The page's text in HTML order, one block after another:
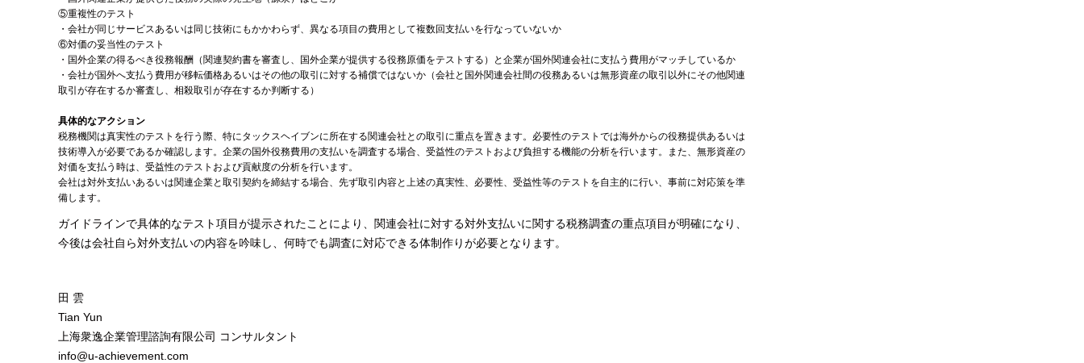
⑤重複性のテスト
・会社が同じサービスあるいは同じ技術にもかかわらず、異なる項目の費用として複数回支払いを行なっていないか
⑥対価の妥当性のテスト
・国外企業の得るべき役務報酬（関連契約書を審査し、国外企業が提供する役務原価をテストする）と企業が国外関連会社に支払う費用がマッチしているか
・会社が国外へ支払う費用が移転価格あるいはその他の取引に対する補償ではないか（会社と国外関連会社間の役務あるいは無形資産の取引以外にその他関連
取引が存在するか審査し、相殺取引が存在するか判断する）
具体的なアクション
税務機関は真実性のテストを行う際、特にタックスヘイブンに所在する関連会社との取引に重点を置きます。必要性のテストでは海外からの役務提供あるいは
技術導入が必要であるか確認します。企業の国外役務費用の支払いを調査する場合、受益性のテストおよび負担する機能の分析を行います。また、無形資産の
対価を支払う時は、受益性のテストおよび貢献度の分析を行います。
会社は対外支払いあるいは関連企業と取引契約を締結する場合、先ず取引内容と上述の真実性、必要性、受益性等のテストを自主的に行い、事前に対応策を準
備します。
ガイドラインで具体的なテスト項目が提示されたことにより、関連会社に対する対外支払いに関する税務調査の重点項目が明確になり、
今後は会社自ら対外支払いの内容を吟味し、何時でも調査に対応できる体制作りが必要となります。
田 雲
Tian Yun
上海衆逸企業管理諮詢有限公司 コンサルタント
info@u-achievement.com